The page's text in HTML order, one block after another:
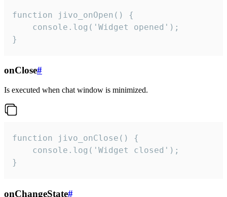
function jivo_onOpen() {
    console.log('Widget opened');
}
onClose#
Is executed when chat window is minimized.
function jivo_onClose() {
    console.log('Widget closed');
}
onChangeState#